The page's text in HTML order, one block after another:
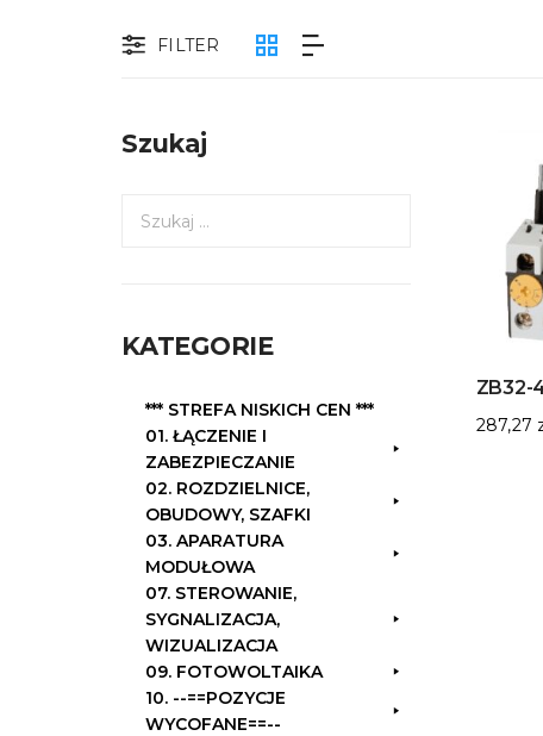
FILTER
Szukaj
jKATEGORIE
*** STREFA NISKICH CEN ***
01. ŁĄCZENIE I
ZABEZPIECZANIE
02. ROZDZIELNICE,
OBUDOWY, SZAFKI
03. APARATURA
MODUŁOWA
07. STEROWANIE,
SYGNALIZACJA,
WIZUALIZACJA
09. FOTOWOLTAIKA
10. --==POZYCJE
WYCOFANE==--
ZB32-
287,27